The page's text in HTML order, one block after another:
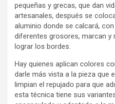
pequeñas y grecas, que dan
artesanales, después se
aluminio donde se calcará,
diferentes grosores, marcan y
lograr los bordes.
Hay quienes aplican colores
darle más vista a la pieza que
limpian el repujado para que
esta técnica tiene sus